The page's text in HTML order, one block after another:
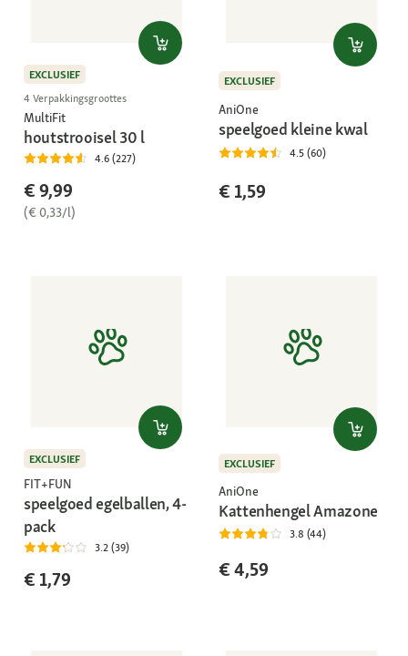
EXCLUSIEF
4 Verpakkingsgroottes
MultiFit
houtstrooisel 30 l
4.6 (227)
€ 9,99
(€ 0,33/l)
EXCLUSIEF
AniOne
speelgoed kleine kwal
4.5 (60)
€ 1,59
EXCLUSIEF
FIT+FUN
speelgoed egelballen, 4-
pack
3.2 (39)
€ 1,79
EXCLUSIEF
AniOne
Kattenhengel Amazone
3.8 (44)
€ 4,59